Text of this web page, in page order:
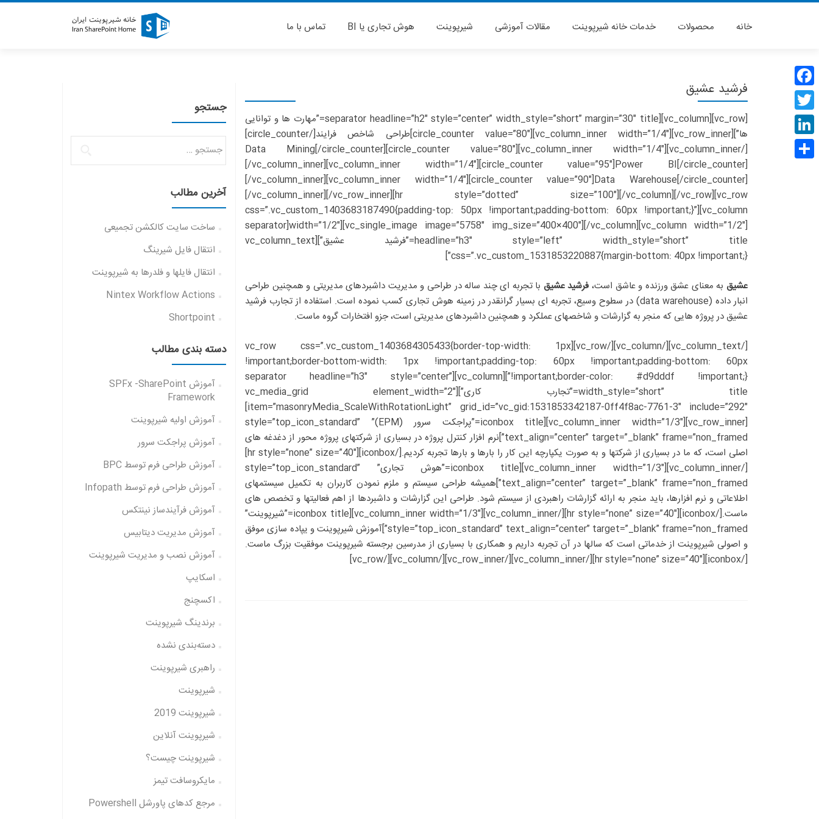
to
خانه محصولات خدمات خانه شیرپوینت مقالات آموزشی شیرپوینت هوش تجاری یا BI تماس با ما
فرشید عشیق
[vc_row][vc_column][separator headline=”h2″ style=”center” width_style=”short” margin=”30″ title=”مهارت ها و توانایی
ها”][vc_row_inner][vc_column_inner width=”1/4″][circle_counter value=”80″]طراحی شاخص فرایند[/circle_counter]
[/vc_column_inner][vc_column_inner width=”1/4″][circle_counter value=”80″]Data Mining[/circle_counter]
[/vc_column_inner][vc_column_inner width=”1/4″][circle_counter value=”95″]Power BI[/circle_counter]
[/vc_column_inner][vc_column_inner width=”1/4″][circle_counter value=”90″]Data Warehouse[/circle_counter]
[/vc_column_inner][/vc_row_inner][hr style=”dotted” size=”100″][/vc_column][/vc_row][vc_row
css=”.vc_custom_1403683187490{padding-top: 50px !important;padding-bottom: 60px !important;}”][vc_column
width=”1/2″][vc_single_image image=”5758″ img_size=”400×400″][/vc_column][vc_column width=”1/2″][separator
headline=”h3″ style=”left” width_style=”short” title=”فرشید عشیق”][vc_column_text
css=”.vc_custom_1531853220887{margin-bottom: 40px !important;}”]
عشیق به معنای عشق ورزنده و عاشق است، فرشید عشیق با تجربه ای چند ساله در طراحی و مدیریت داشبردهای مدیریتی و همچنین طراحی
انبار داده (data warehouse) در سطوح وسیع، تجربه ای بسیار گرانقدر در زمینه هوش تجاری کسب نموده است. استفاده از تجارب فرشید
عشیق در پروژه هایی که منجر به گزارشات و شاخصهای عملکرد و همچنین داشبردهای مدیریتی است، جزو افتخارات گروه ماست.
[/vc_column_text][/vc_column][/vc_row][vc_row css=”.vc_custom_1403684305433{border-top-width: 1px
!important;border-bottom-width: 1px !important;padding-top: 60px !important;padding-bottom: 60px
!important;border-color: #d9dddf !important;}”][vc_column][separator headline=”h3″ style=”center”
width_style=”short” title=”تجارب کاری”][vc_media_grid element_width=”2″
item=”masonryMedia_ScaleWithRotationLight” grid_id=”vc_gid:1531853342187-0ff4f8ac-7761-3″ include=”292″]
[vc_row_inner][vc_column_inner width=”1/3″][iconbox title=”پراجکت سرور (EPM)” style=”top_icon_standard”
text_align=”center” target=”_blank” frame=”non_framed”]نرم افزار کنترل پروژه در بسیاری از شرکتهای پروژه محور از دغدغه های
اصلی است، که ما در بسیاری از شرکتها و به صورت یکپارچه این کار را بارها و بارها تجربه کردیم.[/iconbox][hr style=”none” size=”40″]
[/vc_column_inner][vc_column_inner width=”1/3″][iconbox title=”هوش تجاری” style=”top_icon_standard”
text_align=”center” target=”_blank” frame=”non_framed”]همیشه طراحی سیستم و ملزم نمودن کاربران به تکمیل سیستمهای
اطلاعاتی و نرم افزارها، باید منجر به ارائه گزارشات راهبردی از سیستم شود. طراحی این گزارشات و داشبردها از اهم فعالیتها و تخصص های
ماست.[/iconbox][hr style=”none” size=”40″][/vc_column_inner][vc_column_inner width=”1/3″][iconbox title=”شیرپوینت”
style=”top_icon_standard” text_align=”center” target=”_blank” frame=”non_framed”]آموزش شیرپوینت و یپاده سازی موفق
و اصولی شیرپوینت از خدماتی است که سالها در آن تجربه داریم و همکاری با بسیاری از مدرسین برجسته شیرپوینت موفقیت بزرگ ماست.
[/iconbox][hr style=”none” size=”40″][/vc_column_inner][/vc_row_inner][/vc_column][/vc_row]
جستجو
جستجو
برای:
آخرین مطالب
ساخت سایت کالکشن تجمیعی
انتقال فایل شیرینگ
انتقال فایلها و فلدرها به شیرپوینت
Nintex Workflow Actions
Shortpoint
دسته بندی مطالب
آموزش SPFx -SharePoint
Framework
آموزش اولیه شیرپوینت
آموزش پراجکت سرور
آموزش طراحی فرم توسط BPC
آموزش طراحی فرم توسط Infopath
آموزش فرآیندساز نینتکس
آموزش مدیریت دیتابیس
آموزش نصب و مدیریت شیرپوینت
اسکایپ
اکسچنج
برندینگ شیرپوینت
دسته‌بندی نشده
راهبری شیرپوینت
شیرپوینت
شیرپوینت 2019
شیرپوینت آنلاین
شیرپوینت چیست؟
مایکروسافت تیمز
مرجع کدهای پاورشل Powershell
Facebook
Twitter
LinkedIn